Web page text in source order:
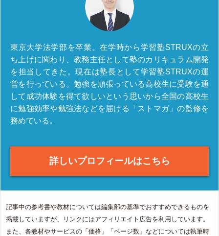
東京大学法学部を卒業。在学時から学習塾STRUXの立
ち上げに関わり、教務主任として塾のカリキュラム開発
を担当してきた。現在は塾長として学習塾STRUXの運
営を行っている。勉強を頑張っている高校生に受験を通
して成功体験を得て欲しいという思いから全国の高校生
に勉強効率や勉強法などを届ける「ストマガ」の監修を
務めている。
詳しいプロフィールはこちら
記事中の参考書や教材については編集部の基準でおすすめできるものを
掲載していますが、リンクにはアフィリエイト広告を利用しています。
また、各教材やサービスの「価格」「ページ数」などについては執筆時